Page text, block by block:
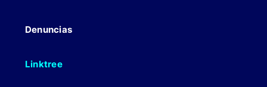
Politicas Comerciales
Denuncias
Linktree